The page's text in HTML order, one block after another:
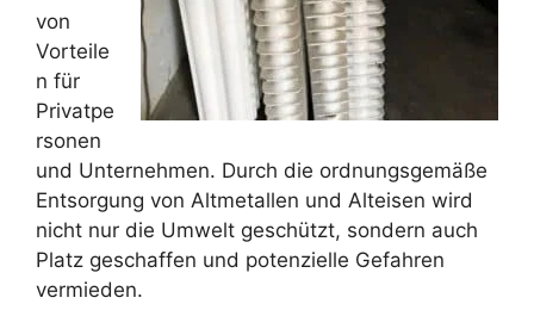
von
Vorteile
n für
Privatpe
rsonen
und Unternehmen. Durch die ordnungsgemäße
Entsorgung von Altmetallen und Alteisen wird
nicht nur die Umwelt geschützt, sondern auch
Platz geschaffen und potenzielle Gefahren
vermieden.